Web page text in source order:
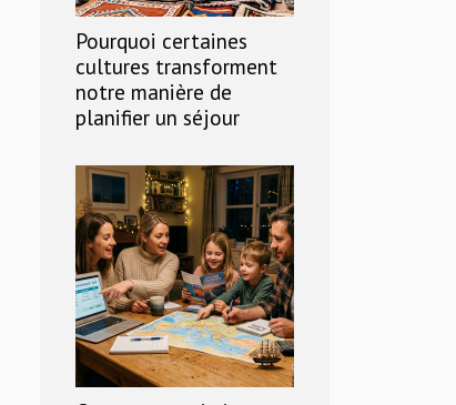
Pourquoi certaines
cultures transforment
notre manière de
planifier un séjour